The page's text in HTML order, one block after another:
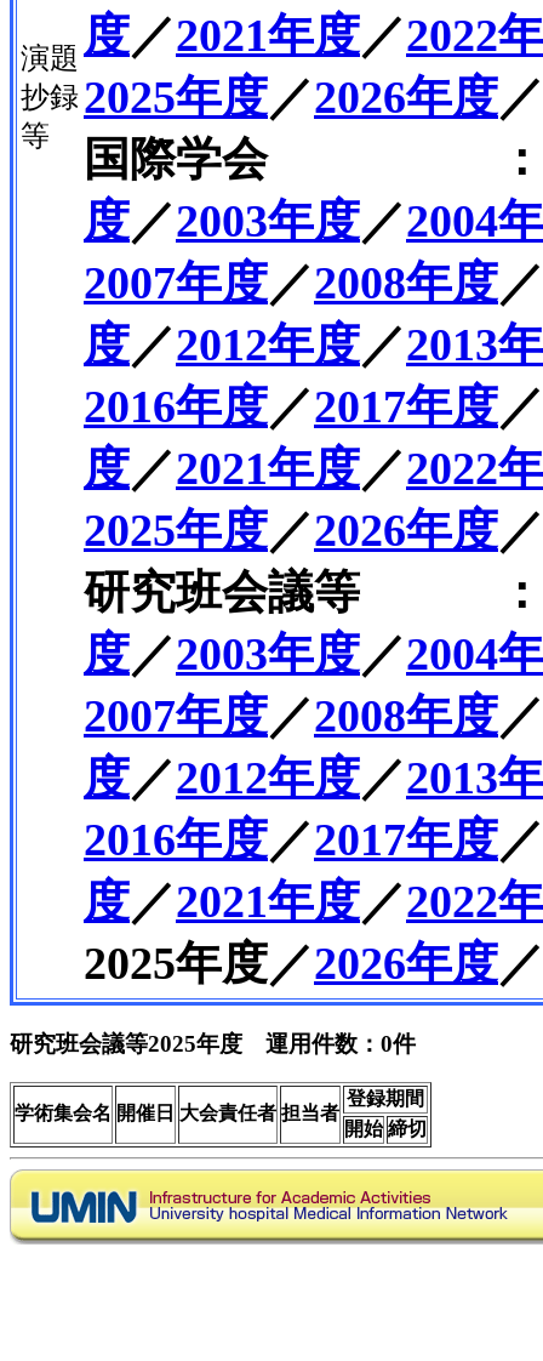
演題
抄録
等
度／2021年度／2022
2025年度／2026年度／
国際学会 ：
度／2003年度／2004
2007年度／2008年度／
度／2012年度／2013
2016年度／2017年度／
度／2021年度／2022
2025年度／2026年度／
研究班会議等 ：
度／2003年度／2004
2007年度／2008年度／
度／2012年度／2013
2016年度／2017年度／
度／2021年度／2022
2025年度／2026年度／
研究班会議等2025年度 運用件数：0件
学術集会名 開催日 大会責任者 担当者
登録期間
開始 締切